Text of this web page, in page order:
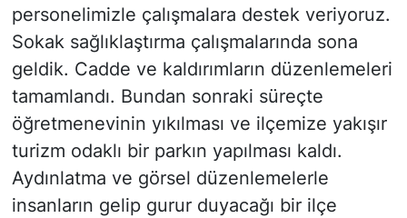
personelimizle çalışmalara destek veriyoruz.
Sokak sağlıklaştırma çalışmalarında sona
geldik. Cadde ve kaldırımların düzenlemeleri
tamamlandı. Bundan sonraki süreçte
öğretmenevinin yıkılması ve ilçemize yakışır
turizm odaklı bir parkın yapılması kaldı.
Aydınlatma ve görsel düzenlemelerle
insanların gelip gurur duyacağı bir ilçe